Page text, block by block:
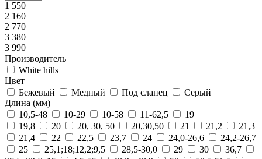
1 550
2 160
2 770
3 380
3 990
Производитель
White hills
Цвет
Бежевый
Медный Под сланец
Серый
Длина (мм)
10,5-48
10-29 10-58 11-62,5
19
19,8
20 20, 30, 50 20,30,50 21 21,2
21,3
21,4
22 22,5 23,7 24 24,0-26,6
24,2-26,7
25
25,1;18;12,2;9,5 28,5-30,0 29 30
36,7